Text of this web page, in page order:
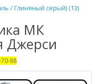
/ Глиняный серый) (13)
МК
Джерси
88